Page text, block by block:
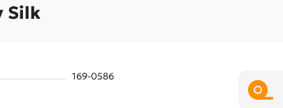
Silk
169-0586